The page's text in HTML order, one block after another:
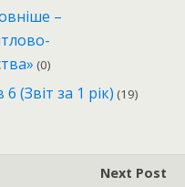
–
(0)
(Звіт за 1 рік) (19)
Next Post